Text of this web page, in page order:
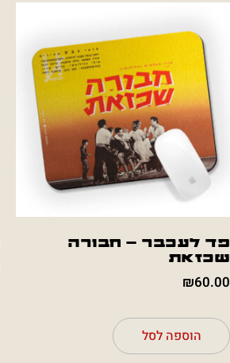
פד לעכבר – חבורה
שכזאת
₪60.00
הוספה לסל